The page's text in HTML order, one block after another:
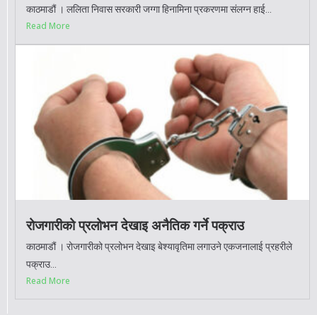
काठमाडौं । ललिता निवास सरकारी जग्गा हिनामिना प्रकरणमा संलग्न हाई...
Read More
रोजगारीको प्रलोभन देखाइ अनैतिक गर्ने पक्राउ
काठमाडौं । रोजगारीको प्रलोभन देखाइ बेश्यावृतिमा लगाउने एकजनालाई प्रहरीले
पक्राउ...
Read More